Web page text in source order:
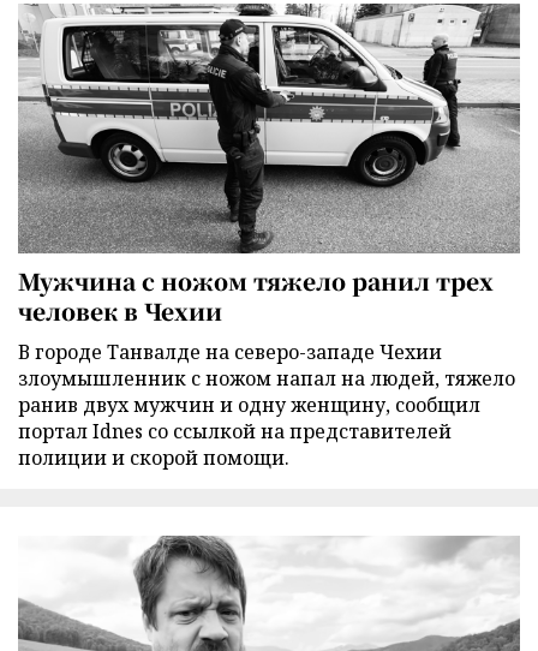
Мужчина с ножом тяжело ранил трех
человек в Чехии
В городе Танвалде на северо-западе Чехии
злоумышленник с ножом напал на людей, тяжело
ранив двух мужчин и одну женщину, сообщил
портал Idnes со ссылкой на представителей
полиции и скорой помощи.